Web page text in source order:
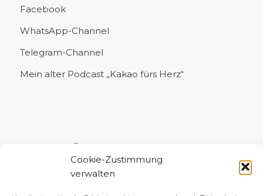
Cookie-Zustimmung
verwalten
Facebook
WhatsApp-Channel
Telegram-Channel
Mein alter Podcast „Kakao fürs Herz“